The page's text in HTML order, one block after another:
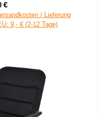
€
/ Lieferung
9,- € (2-12 Tage)